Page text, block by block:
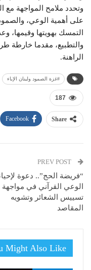
وتحدد ملامح المواجهة مع
على أهمية الوعي،
التمسك بهويتها وقيمها،
والتطبيع، مقدما خارطة
الراهنة.
#غزة الصمود ولبنان الإباء
187
Share
Facebook
“فريضة الحج”.. دعوة
الوعي القرآني في مواجهة
تسييس الشعائر وتشويه
المقاصد
Might Also Like